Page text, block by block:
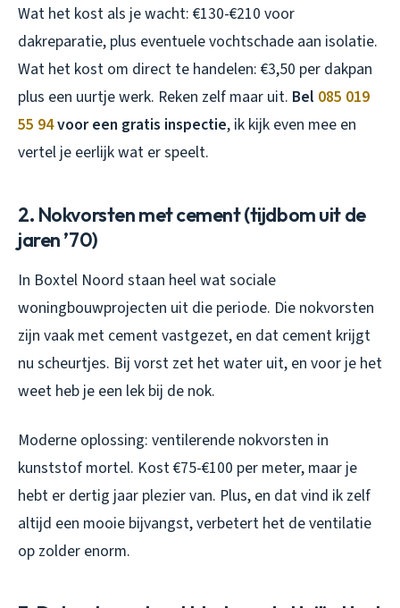
Wat het kost als je wacht: €130-€210 voor
dakreparatie, plus eventuele vochtschade aan isolatie.
Wat het kost om direct te handelen: €3,50 per dakpan
plus een uurtje werk. Reken zelf maar uit. Bel 085 019
55 94voor een gratis inspectie, ik kijk even mee en
vertel je eerlijk wat er speelt.
2. Nokvorsten met cement (tijdbom uit de
jaren ’70)
In Boxtel Noord staan heel wat sociale
woningbouwprojecten uit die periode. Die nokvorsten
zijn vaak met cement vastgezet, en dat cement krijgt
nu scheurtjes. Bij vorst zet het water uit, en voor je het
weet heb je een lek bij de nok.
Moderne oplossing: ventilerende nokvorsten in
kunststof mortel. Kost €75-€100 per meter, maar je
hebt er dertig jaar plezier van. Plus, en dat vind ik zelf
altijd een mooie bijvangst, verbetert het de ventilatie
op zolder enorm.